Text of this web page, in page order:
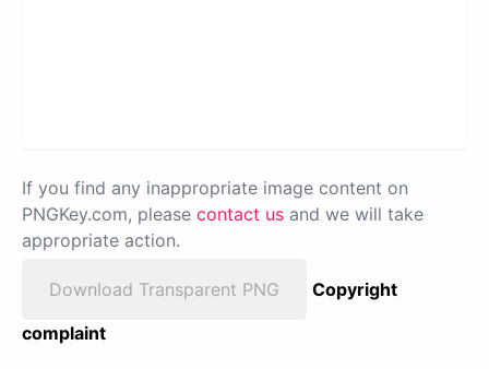
If you find any inappropriate image content on
PNGKey.com, please contact us and we will take
appropriate action.
Download Transparent PNG
Copyright
complaint